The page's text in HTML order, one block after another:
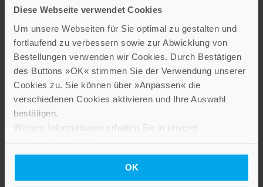
Diese Webseite verwendet Cookies
Um unsere Webseiten für Sie optimal zu gestalten und
fortlaufend zu verbessern sowie zur Abwicklung von
Bestellungen verwenden wir Cookies. Durch Bestätigen
des Buttons »OK« stimmen Sie der Verwendung unserer
Cookies zu. Sie können über »Anpassen« die
verschiedenen Cookies aktivieren und Ihre Auswahl
bestätigen.
Weitere Informationen erhalten Sie in unserer
OK
Kerstin Schmale
Cornelia Kurtz
Geheimsache Pfote
Eine Geschichte zur
Erstkommunion
11,90 €
Verbunden mit dir
Gebete zur Erstkommunion
9,99 €
IN DEN WARENKORB